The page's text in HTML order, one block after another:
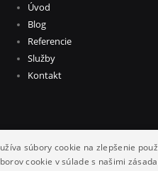
Úvod
Blog
Referencie
Služby
Kontakt
súbory cookie na zlepšenie
cookie v súlade s našimi